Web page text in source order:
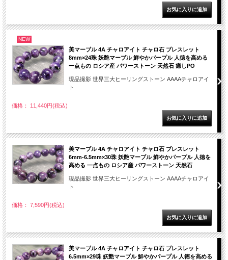
NEW
美マーブル 4A チャロアイト チャロ石 ブレスレット
8mm×24珠 妖艶マーブル 鮮やかパープル 人徳を高める
一点もの ロシア産 パワーストーン 天然石 癒しPO
現品撮影 世界三大ヒーリングストーン AAAAチャロアイ
ト
価格： 11,440円(税込)
美マーブル 4A チャロアイト チャロ石 ブレスレット
6mm-6.5mm×30珠 妖艶マーブル 鮮やかパープル 人徳を
高める 一点もの ロシア産 パワーストーン 天然石
現品撮影 世界三大ヒーリングストーン AAAAチャロアイ
ト
価格： 7,590円(税込)
美マーブル 4A チャロアイト チャロ石 ブレスレット
6.5mm×29珠 妖艶マーブル 鮮やかパープル 人徳を高める